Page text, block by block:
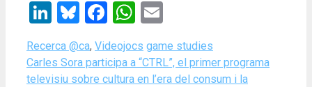
LinkedIn
Bluesky
Facebook
WhatsApp
Categories
Recerca @ca, Videojocs Tags
game studies
Carles Sora participa a “CTRL”, el primer programa
televisiu sobre cultura en l’era del consum i la